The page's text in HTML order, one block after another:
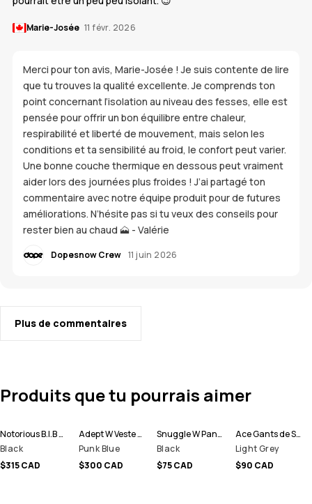
Marie-Josée 11 févr. 2026
Merci pour ton avis, Marie-Josée ! Je suis contente de lire
que tu trouves la qualité excellente. Je comprends ton
point concernant l’isolation au niveau des fesses, elle est
pensée pour offrir un bon équilibre entre chaleur,
respirabilité et liberté de mouvement, mais selon les
conditions et ta sensibilité au froid, le confort peut varier.
Une bonne couche thermique en dessous peut vraiment
aider lors des journées plus froides ! J’ai partagé ton
commentaire avec notre équipe produit pour de futures
améliorations. N’hésite pas si tu veux des conseils pour
rester bien au chaud 🗻 - Valérie
Dopesnow Crew 11 juin 2026
Plus de commentaires
Produits que tu pourrais aimer
Notorious B.I.B W Pantalon de Snowboard Femme
Black
$315 CAD
Adept W Veste Snowboard Femme
Punk Blue
$300 CAD
Snuggle W Pantalon thermique Femme
Black
$75 CAD
Ace Gants de Ski
Light Grey
$90 CAD